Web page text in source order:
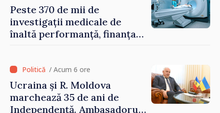
pericolul adus la casele
oamenilor noștri”
Peste 370 de mii de
investigații medicale de
înaltă performanță, finanțate
/ Acum 6 ore
Ucraina și R. Moldova
marchează 35 de ani de
Independență. Ambasadorul